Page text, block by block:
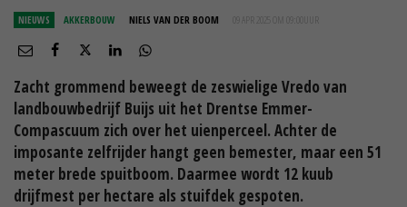
NIEUWS AKKERBOUW NIELS VAN DER BOOM 09 APR 2025 OM 09:00
Zacht grommend beweegt de zeswielige Vredo van
landbouwbedrijf Buijs uit het Drentse Emmer-
Compascuum zich over het uienperceel. Achter de
imposante zelfrijder hangt geen bemester, maar een 51
meter brede spuitboom. Daarmee wordt 12 kuub
drijfmest per hectare als stuifdek gespoten.